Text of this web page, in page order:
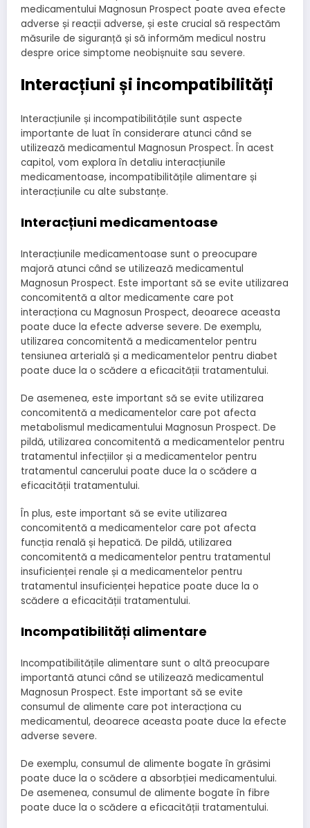
medicamentului Magnosun Prospect poate avea efecte
adverse și reacții adverse, și este crucial să respectăm
măsurile de siguranță și să informăm medicul nostru
despre orice simptome neobișnuite sau severe.
Interacțiuni și incompatibilități
Interacțiunile și incompatibilitățile sunt aspecte
importante de luat în considerare atunci când se
utilizează medicamentul Magnosun Prospect. În acest
capitol, vom explora în detaliu interacțiunile
medicamentoase, incompatibilitățile alimentare și
interacțiunile cu alte substanțe.
Interacțiuni medicamentoase
Interacțiunile medicamentoase sunt o preocupare
majoră atunci când se utilizează medicamentul
Magnosun Prospect. Este important să se evite utilizarea
concomitentă a altor medicamente care pot
interacționa cu Magnosun Prospect, deoarece aceasta
poate duce la efecte adverse severe. De exemplu,
utilizarea concomitentă a medicamentelor pentru
tensiunea arterială și a medicamentelor pentru diabet
poate duce la o scădere a eficacității tratamentului.
De asemenea, este important să se evite utilizarea
concomitentă a medicamentelor care pot afecta
metabolismul medicamentului Magnosun Prospect. De
pildă, utilizarea concomitentă a medicamentelor pentru
tratamentul infecțiilor și a medicamentelor pentru
tratamentul cancerului poate duce la o scădere a
eficacității tratamentului.
În plus, este important să se evite utilizarea
concomitentă a medicamentelor care pot afecta
funcția renală și hepatică. De pildă, utilizarea
concomitentă a medicamentelor pentru tratamentul
insuficienței renale și a medicamentelor pentru
tratamentul insuficienței hepatice poate duce la o
scădere a eficacității tratamentului.
Incompatibilități alimentare
Incompatibilitățile alimentare sunt o altă preocupare
importantă atunci când se utilizează medicamentul
Magnosun Prospect. Este important să se evite
consumul de alimente care pot interacționa cu
medicamentul, deoarece aceasta poate duce la efecte
adverse severe.
De exemplu, consumul de alimente bogate în grăsimi
poate duce la o scădere a absorbției medicamentului.
De asemenea, consumul de alimente bogate în fibre
poate duce la o scădere a eficacității tratamentului.